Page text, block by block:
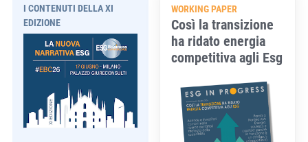
I CONTENUTI DELLA XI
EDIZIONE
WORKING PAPER
Così la transizione
ha ridato energia
competitiva agli Esg